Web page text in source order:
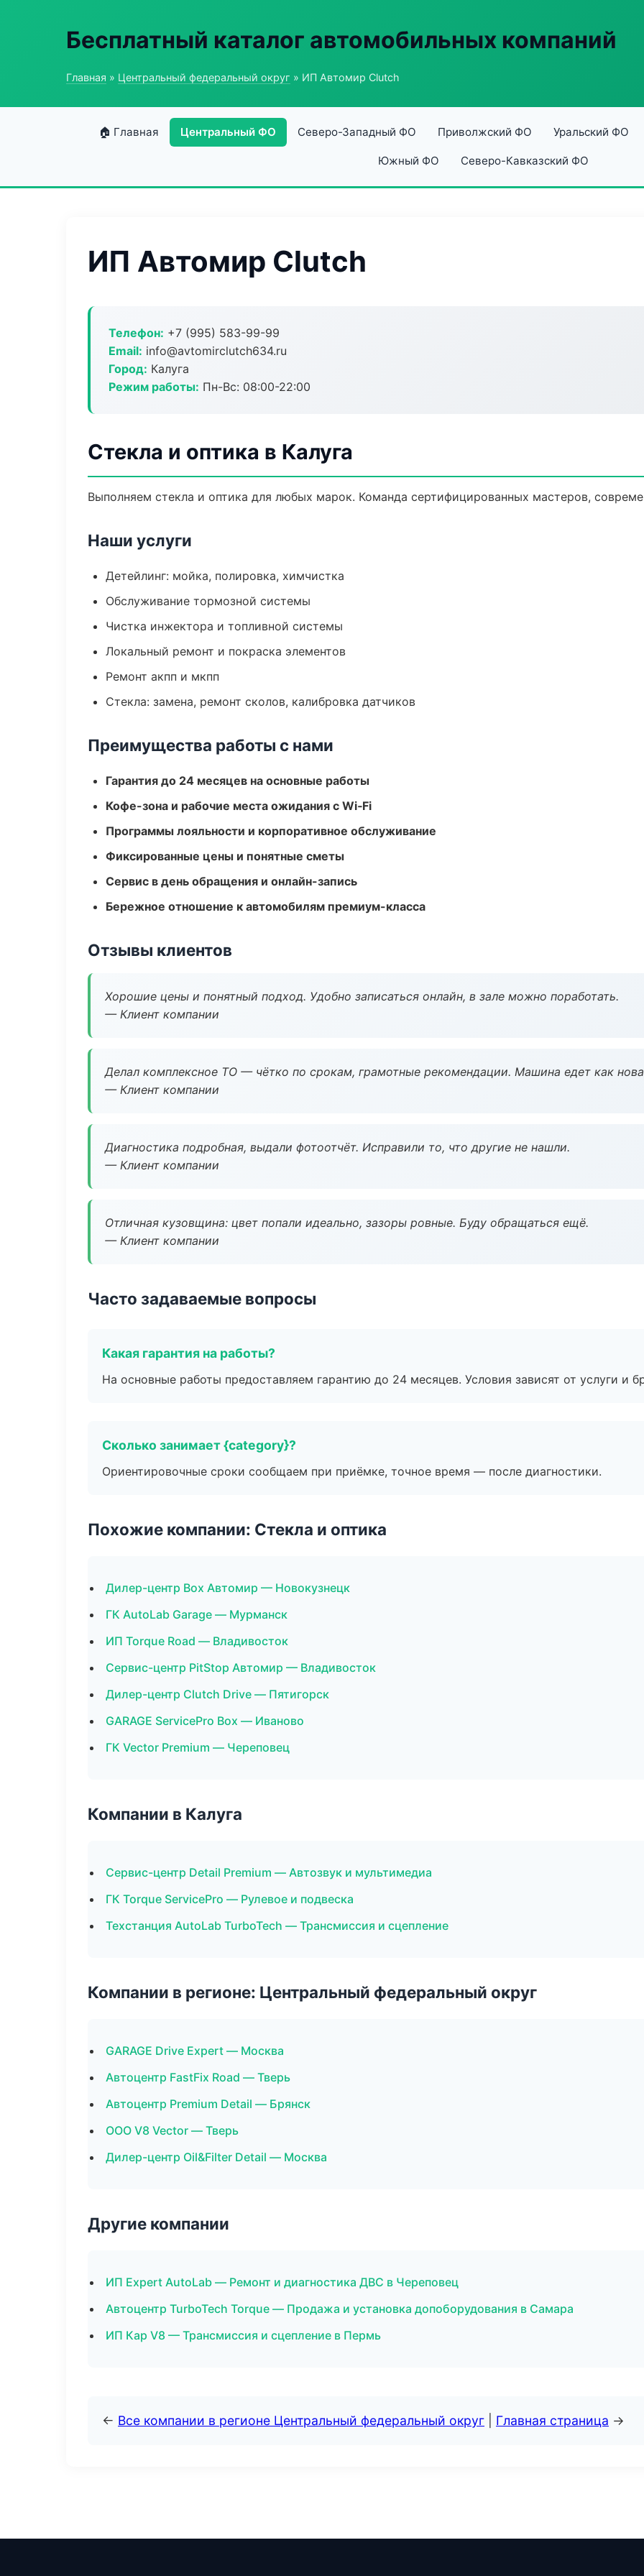
Бесплатный каталог автомобильных компаний
Главная » Центральный федеральный округ » ИП Автомир Clutch
🏠 Главная Центральный ФО Северо-Западный ФО Приволжский ФО Уральский ФО
Южный ФО Северо-Кавказский ФО
ИП Автомир Clutch
Телефон: +7 (995) 583-99-99
Email: info@avtomirclutch634.ru
Город: Калуга
Режим работы: Пн-Вс: 08:00-22:00
Стекла и оптика в Калуга
Выполняем стекла и оптика для любых марок. Команда сертифицированных мастеров,
Наши услуги
Детейлинг: мойка, полировка, химчистка
Обслуживание тормозной системы
Чистка инжектора и топливной системы
Локальный ремонт и покраска элементов
Ремонт акпп и мкпп
Стекла: замена, ремонт сколов, калибровка датчиков
Преимущества работы с нами
Гарантия до 24 месяцев на основные работы
Кофе-зона и рабочие места ожидания с Wi‑Fi
Программы лояльности и корпоративное обслуживание
Фиксированные цены и понятные сметы
Сервис в день обращения и онлайн-запись
Бережное отношение к автомобилям премиум-класса
Отзывы клиентов
Хорошие цены и понятный подход. Удобно записаться онлайн, в зале можно поработать.
— Клиент компании
Делал комплексное ТО — чётко по срокам, грамотные рекомендации. Машина едет как
— Клиент компании
Диагностика подробная, выдали фотоотчёт. Исправили то, что другие не нашли.
— Клиент компании
Отличная кузовщина: цвет попали идеально, зазоры ровные. Буду обращаться ещё.
— Клиент компании
Часто задаваемые вопросы
Какая гарантия на работы?
На основные работы предоставляем гарантию до 24 месяцев. Условия зависят от услуги и
Сколько занимает {category}?
Ориентировочные сроки сообщаем при приёмке, точное время — после диагностики.
Похожие компании: Стекла и оптика
Дилер-центр Box Автомир — Новокузнецк
ГК AutoLab Garage — Мурманск
ИП Torque Road — Владивосток
Сервис-центр PitStop Автомир — Владивосток
Дилер-центр Clutch Drive — Пятигорск
GARAGE ServicePro Box — Иваново
ГК Vector Premium — Череповец
Компании в Калуга
Сервис-центр Detail Premium — Автозвук и мультимедиа
ГК Torque ServicePro — Рулевое и подвеска
Техстанция AutoLab TurboTech — Трансмиссия и сцепление
Компании в регионе: Центральный федеральный округ
GARAGE Drive Expert — Москва
Автоцентр FastFix Road — Тверь
Автоцентр Premium Detail — Брянск
ООО V8 Vector — Тверь
Дилер-центр Oil&Filter Detail — Москва
Другие компании
ИП Expert AutoLab — Ремонт и диагностика ДВС в Череповец
Автоцентр TurboTech Torque — Продажа и установка допоборудования в Самара
ИП Кар V8 — Трансмиссия и сцепление в Пермь
← Все компании в регионе Центральный федеральный округ Главная страница →